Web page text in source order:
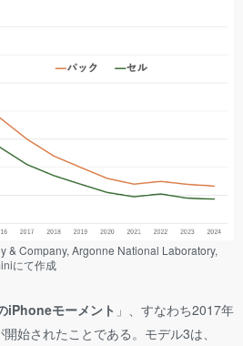
& Company, Argonne National Laboratory,
にて作成
iPhoneモーメント 」、すなわち2017年
始されたことである。モデル3は、